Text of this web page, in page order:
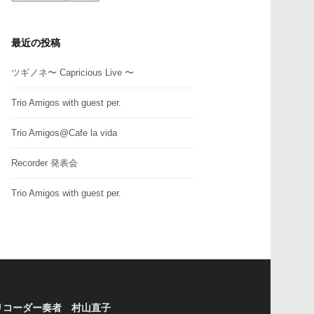
リ
最近の投稿
ツギノネ〜 Capricious Live 〜
Trio Amigos with guest per.
Trio Amigos@Cafe la vida
Recorder 発表会
Trio Amigos with guest per.
コーダー奏者 村山直子